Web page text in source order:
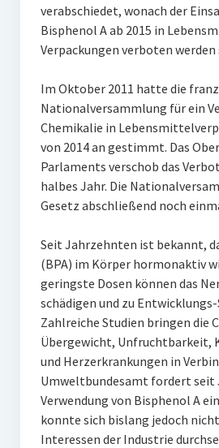
verabschiedet, wonach der
Bisphenol A ab 2015 in
Verpackungen verboten werden
Im Oktober 2011 hatte die
Nationalversammlung für ein
Chemikalie in
von 2014 an gestimmt. Das
Parlaments verschob das
halbes Jahr. Die
Gesetz abschließend noch
Seit Jahrzehnten ist bekannt,
(BPA) im Körper hormonaktiv
geringste Dosen können das
schädigen und zu
Zahlreiche Studien bringen die
Übergewicht, Unfruchtbarkeit,
und Herzerkrankungen in
Umweltbundesamt fordert seit
Verwendung von Bisphenol A
konnte sich bislang jedoch
Interessen der Industrie